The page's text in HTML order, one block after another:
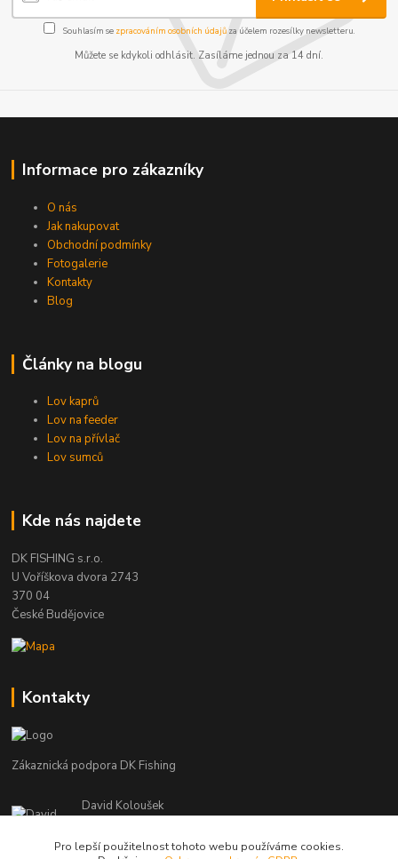
Souhlasím se zpracováním osobních údajůza účelem rozesílky newsletteru.
Můžete se kdykoli odhlásit. Zasíláme jednou za 14 dní.
Informace pro zákazníky
O nás
Jak nakupovat
Obchodní podmínky
Fotogalerie
Kontakty
Blog
Články na blogu
Lov kaprů
Lov na feeder
Lov na přívlač
Lov sumců
Kde nás najdete
DK FISHING s.r.o.
U Voříškova dvora 2743
370 04
České Budějovice
Kontakty
Zákaznická podpora DK Fishing
David Koloušek
(Po-Pá, 7-18 hod.)
Pro lepší použitelnost tohoto webu používáme cookies.